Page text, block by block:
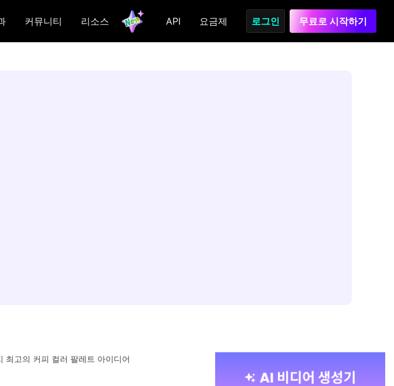
커뮤니티 리소스 API 요금제 로그인 무료로 시작하기
최고의 커피 컬러 팔레트 아이디어